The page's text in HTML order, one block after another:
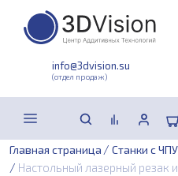
info@3dvision.su
(отдел продаж)
Главная страница / Станки с ЧПУ
/ Настольный лазерный резак